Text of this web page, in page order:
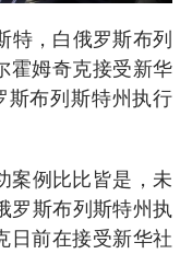
，白俄罗斯布列
霍姆奇克接受新华
斯布列斯特州执行
例比比皆是，未
罗斯布列斯特州执
日前在接受新华社